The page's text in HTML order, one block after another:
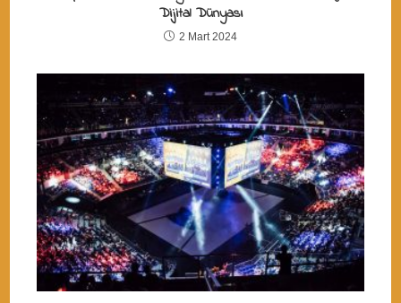
Dijital Dünyası
2 Mart 2024